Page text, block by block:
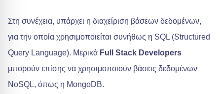
Στη συνέχεια, υπάρχει η διαχείριση βάσεων δεδομένων,
για την οποία χρησιμοποιείται συνήθως η SQL (Structured
Query Language). Μερικά Full Stack Developers
μπορούν επίσης να χρησιμοποιούν βάσεις δεδομένων
NoSQL, όπως η MongoDB.